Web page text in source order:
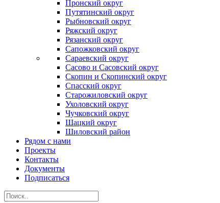
Пронский округ
Путятинский округ
Рыбновский округ
Ряжский округ
Рязанский округ
Сапожковский округ
Сараевский округ
Сасово и Сасовский округ
Скопин и Скопинский округ
Спасский округ
Старожиловский округ
Ухоловский округ
Чучковский округ
Шацкий округ
Шиловский район
Рядом с нами
Проекты
Контакты
Документы
Подписаться